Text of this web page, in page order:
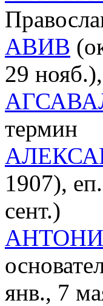
АВИВ
29
термин
1907),
сент.)
янв., 7